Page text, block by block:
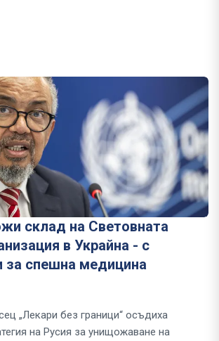
склад на Световната
в Украйна - с
за спешна медицина
„Лекари без граници“ осъдиха
на Русия за унищожаване на